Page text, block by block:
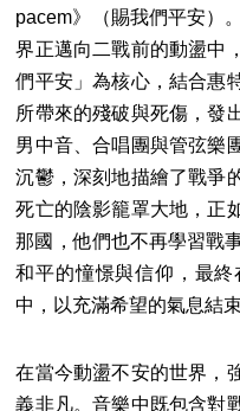
pacem》（賜我們平安）
界正邁向二戰前的動盪中
們平安」為核心，結合惠
所帶來的殘破與死傷，發
男中音、合唱團與管弦樂
沉鬱，深刻地描繪了戰爭
死亡的陰影籠罩大地，正
那國，他們也不再學習戰
和平的憧憬與信仰，最
中，以充滿希望的氣息結束
在當今動盪不安的世界，
義非凡。音樂中既包含對